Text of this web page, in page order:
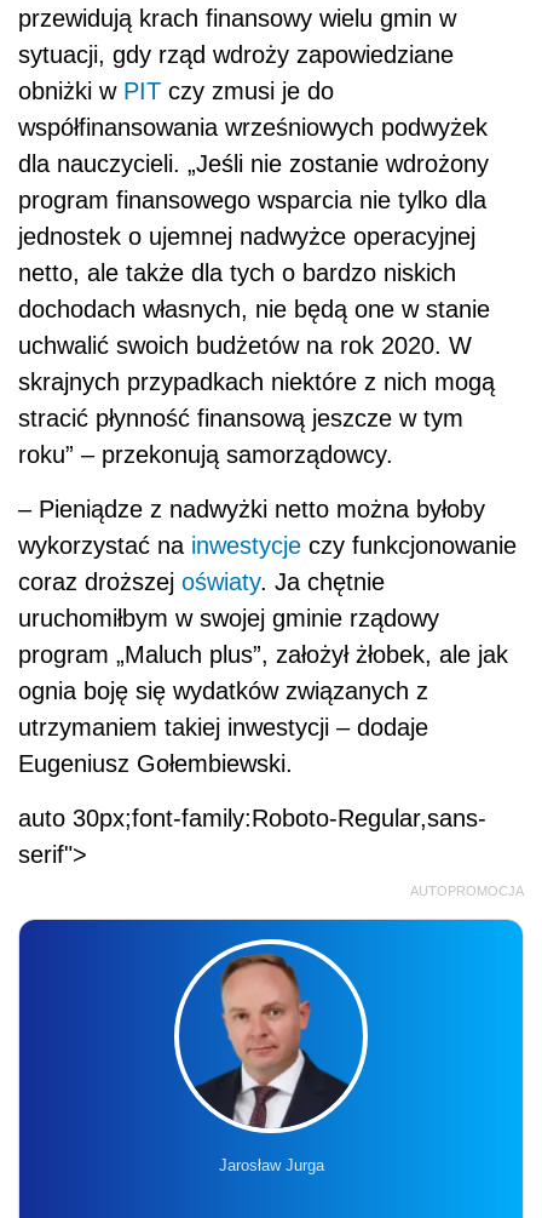
przewidują krach finansowy wielu gmin w
sytuacji, gdy rząd wdroży zapowiedziane
obniżki w PIT czy zmusi je do
współfinansowania wrześniowych podwyżek
dla nauczycieli. „Jeśli nie zostanie wdrożony
program finansowego wsparcia nie tylko dla
jednostek o ujemnej nadwyżce operacyjnej
netto, ale także dla tych o bardzo niskich
dochodach własnych, nie będą one w stanie
uchwalić swoich budżetów na rok 2020. W
skrajnych przypadkach niektóre z nich mogą
stracić płynność finansową jeszcze w tym
roku” – przekonują samorządowcy.
– Pieniądze z nadwyżki netto można byłoby
wykorzystać na inwestycje czy funkcjonowanie
coraz droższej oświaty. Ja chętnie
uruchomiłbym w swojej gminie rządowy
program „Maluch plus”, założył żłobek, ale jak
ognia boję się wydatków związanych z
utrzymaniem takiej inwestycji – dodaje
Eugeniusz Gołembiewski.
auto 30px;font-family:Roboto-Regular,sans-
serif">
AUTOPROMOCJA
Jarosław Jurga